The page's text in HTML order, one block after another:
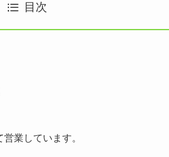
目次
業しています。